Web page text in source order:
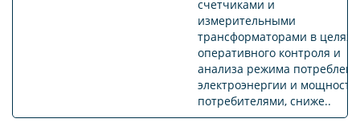
счетчиками и
измерительными
трансформаторами в целях:
оперативного контроля и
анализа режима
электроэнергии и мощности
потребителями, сниже..